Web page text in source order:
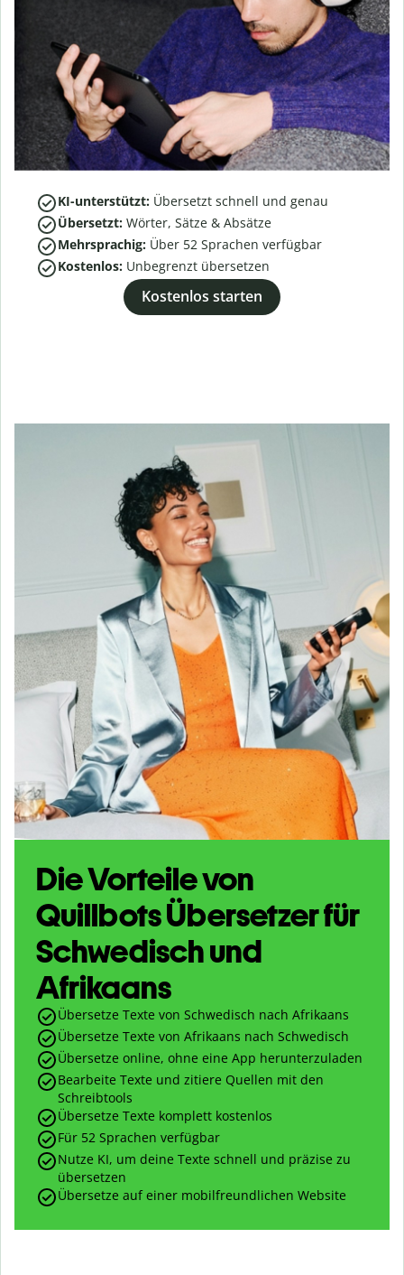
KI-unterstützt: Übersetzt schnell und genau
Übersetzt: Wörter, Sätze & Absätze
Mehrsprachig: Über 52 Sprachen verfügbar
Kostenlos: Unbegrenzt übersetzen
Kostenlos starten
Die Vorteile von
Quillbots Übersetzer für
Schwedisch und
Afrikaans
Übersetze Texte von Schwedisch nach Afrikaans
Übersetze Texte von Afrikaans nach Schwedisch
Übersetze online, ohne eine App herunterzuladen
Bearbeite Texte und zitiere Quellen mit den
Schreibtools
Übersetze Texte komplett kostenlos
Für 52 Sprachen verfügbar
Nutze KI, um deine Texte schnell und präzise zu
übersetzen
Übersetze auf einer mobilfreundlichen Website